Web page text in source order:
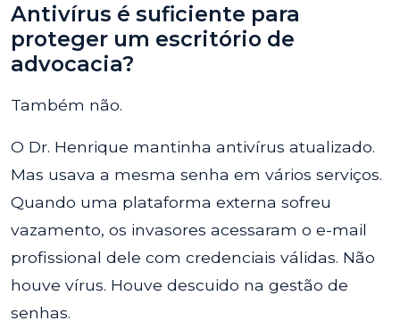
Antivírus é suficiente para
proteger um escritório de
advocacia?
Também não.
O Dr. Henrique mantinha antivírus atualizado.
Mas usava a mesma senha em vários serviços.
Quando uma plataforma externa sofreu
vazamento, os invasores acessaram o e-mail
profissional dele com credenciais válidas. Não
houve vírus. Houve descuido na gestão de
senhas.